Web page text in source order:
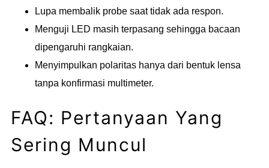
Lupa membalik probe saat tidak ada respon.
Menguji LED masih terpasang sehingga bacaan
dipengaruhi rangkaian.
Menyimpulkan polaritas hanya dari bentuk lensa
tanpa konfirmasi multimeter.
FAQ: Pertanyaan Yang
Sering Muncul